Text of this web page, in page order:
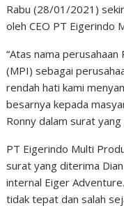
Rabu (28/01/2021)
oleh CEO PT Eigerindo
“Atas nama
(MPI) sebagai
rendah hati kami
besarnya kepada
Ronny dalam surat
PT Eigerindo Multi
surat yang diterima
internal Eiger
tidak tepat dan salah